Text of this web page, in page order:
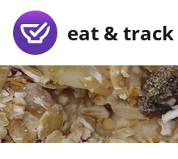
eat & track